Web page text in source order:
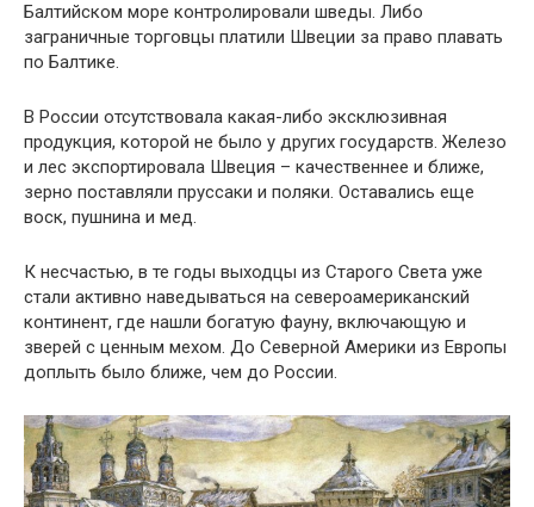
Балтийском море контролировали шведы. Либо
заграничные торговцы платили Швеции за право плавать
по Балтике.
В России отсутствовала какая-либо эксклюзивная
продукция, которой не было у других государств. Железо
и лес экспортировала Швеция – качественнее и ближе,
зерно поставляли пруссаки и поляки. Оставались еще
воск, пушнина и мед.
К несчастью, в те годы выходцы из Старого Света уже
стали активно наведываться на североамериканский
континент, где нашли богатую фауну, включающую и
зверей с ценным мехом. До Северной Америки из Европы
доплыть было ближе, чем до России.